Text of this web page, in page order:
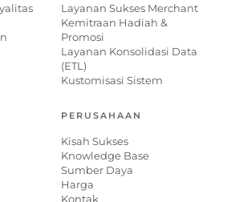
Layanan Sukses Merchant
Kemitraan Hadiah &
Promosi
Layanan Konsolidasi Data
(ETL)
Kustomisasi Sistem
PERUSAHAAN
Kisah Sukses
Knowledge Base
Sumber Daya
Harga
Kontak